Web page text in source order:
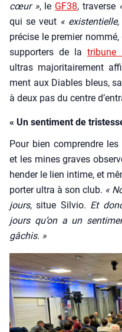
cœur », le GF38, tra­verse
qui se veut «
pré­cise le pre­mier
sup­por­ters de la tri­bune
ultras majo­ri­tai­re­ment
ment aux Diables bleus,
à deux pas du centre
« Un sentiment de
Pour bien com­prendre
et les mines graves
hen­der le lien intime, et
por­ter ultra à son club. «
jours, situe Sil­vio. Et
jours qu’on a un
gâchis. »